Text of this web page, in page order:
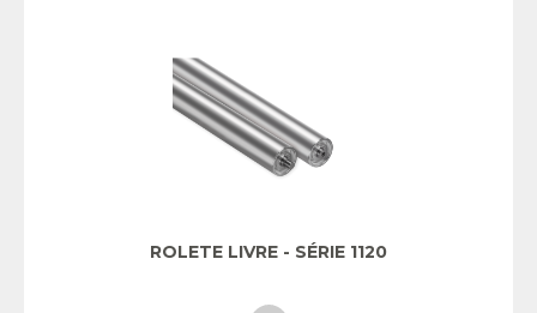
ROLETE LIVRE - SÉRIE 1120